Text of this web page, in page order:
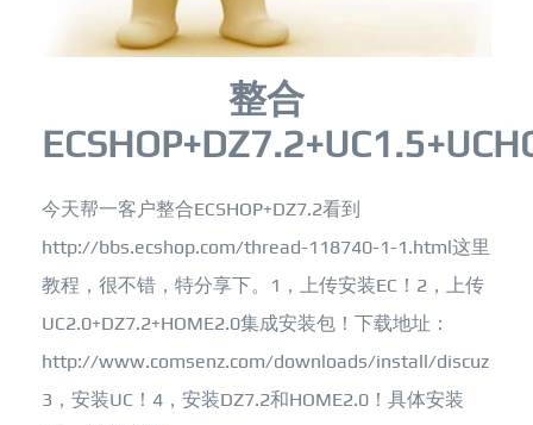
整合
今天帮一客户整合ECSHOP+DZ7.2看到
http://bbs.ecshop.com/thread-118740-1-1.html这里
教程，很不错，特分享下。1，上传安装EC！2，上传
UC2.0+DZ7.2+HOME2.0集成安装包！下载地址：
http://www.comsenz.com/downloads/install/discuz
3，安装UC！4，安装DZ7.2和HOME2.0！具体安装